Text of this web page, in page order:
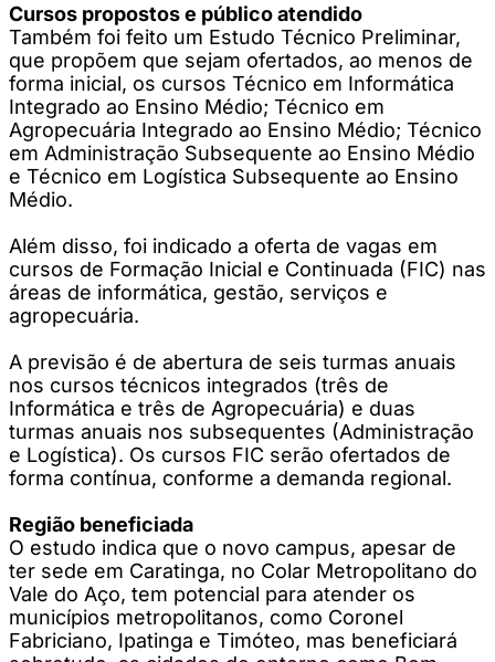
Cursos propostos e público atendido
Também foi feito um Estudo Técnico Preliminar,
que propõem que sejam ofertados, ao menos de
forma inicial, os cursos Técnico em Informática
Integrado ao Ensino Médio; Técnico em
Agropecuária Integrado ao Ensino Médio; Técnico
em Administração Subsequente ao Ensino Médio
e Técnico em Logística Subsequente ao Ensino
Médio.
Além disso, foi indicado a oferta de vagas em
cursos de Formação Inicial e Continuada (FIC) nas
áreas de informática, gestão, serviços e
agropecuária.
A previsão é de abertura de seis turmas anuais
nos cursos técnicos integrados (três de
Informática e três de Agropecuária) e duas
turmas anuais nos subsequentes (Administração
e Logística). Os cursos FIC serão ofertados de
forma contínua, conforme a demanda regional.
Região beneficiada
O estudo indica que o novo campus, apesar de
ter sede em Caratinga, no Colar Metropolitano do
Vale do Aço, tem potencial para atender os
municípios metropolitanos, como Coronel
Fabriciano, Ipatinga e Timóteo, mas beneficiará